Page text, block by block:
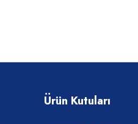
Ürün Kutuları